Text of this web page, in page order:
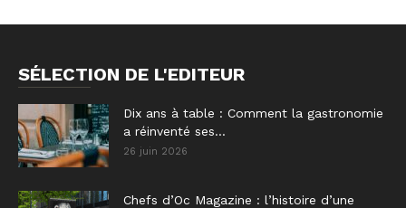
SÉLECTION DE L'EDITEUR
Dix ans à table : Comment la gastronomie
a réinventé ses...
26 juin 2026
Chefs d’Oc Magazine : l’histoire d’une